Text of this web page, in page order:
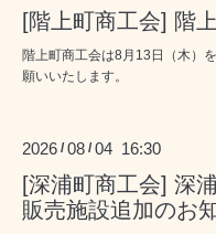
[階上町商工会] 階
階上町商工会は8月13日（木）
願いいたします。
2026 /08 /04 16:30
[深浦町商工会] 深
販売施設追加のお